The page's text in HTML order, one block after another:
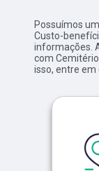
Possuímos
Custo-
informações.
com
isso, entre em